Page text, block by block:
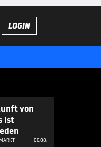
LOGIN
von
ist
06.08.